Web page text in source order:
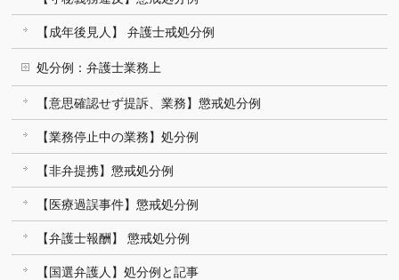
【成年後見人】 弁護士戒処分例
処分例：弁護士業務上
【意思確認せず提訴、業務】懲戒処分例
【業務停止中の業務】処分例
【非弁提携】懲戒処分例
【医療過誤事件】懲戒処分例
【弁護士報酬】 懲戒処分例
【国選弁護人】処分例と記事